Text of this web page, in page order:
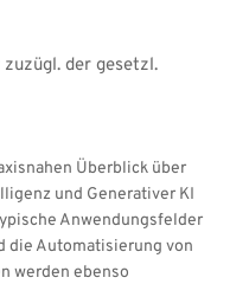
der gesetzl.
Überblick über
und Generativer KI
Anwendungsfelder
die Automatisierung von
werden ebenso